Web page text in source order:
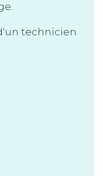
technicien